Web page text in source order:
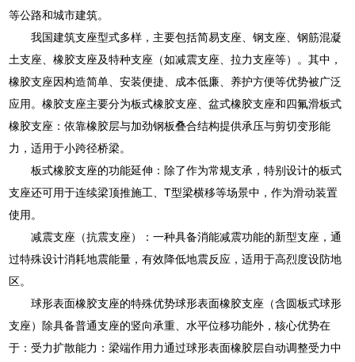
等公路和城市建筑。
我国建筑支座型式多样，主要包括简易支座、钢支座、钢筋混凝
土支座、橡胶支座及特种支座（如减震支座、拉力支座等）。其中，
橡胶支座因构造简单、安装便捷、成本低廉、养护方便等优势被广泛
应用。橡胶支座主要分为板式橡胶支座、盆式橡胶支座和四氟滑板式
橡胶支座：依靠橡胶层与加劲钢板叠合结构提供承压与剪切变形能
力，适用于小跨径桥梁。
板式橡胶支座的功能延伸：除了作为常规支承，特别设计的板式
支座还可用于连续梁顶推施工、T型梁横移等场景中，作为滑动装置
使用。
减震支座（抗震支座）：一种具备消能减震功能的新型支座，通
过特殊设计消耗地震能量，有效降低地震反应，适用于高烈度设防地
区。
球形表面橡胶支座的特殊优势球形表面橡胶支座（含圆板式球形
支座）除具备普通支座的竖向承重、水平位移功能外，核心优势在
于：受力扩散能力：梁端作用力通过球形表面橡胶层自动调整受力中